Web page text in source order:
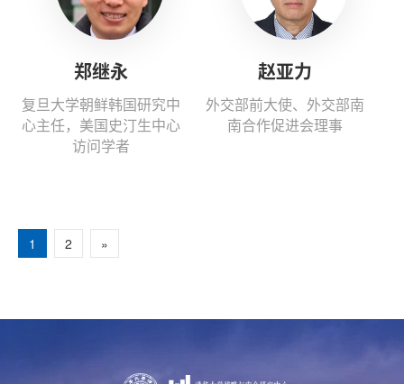
郑继永
复旦大学朝鲜韩国研究中
心主任，美国史汀生中心
访问学者
赵亚力
外交部前大使、外交部南
南合作促进会理事
1 2 »